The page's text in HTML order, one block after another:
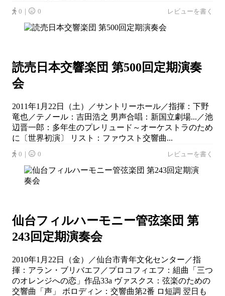
0｜ 0 レビューを書く
読売日本交響楽団 第500回定期演奏
会
2011年1月22日（土）／サントリーホール／指揮：下野
竜也／テノール：吉田浩之 男声合唱：新国立劇場...／池
辺晋一郎：多年生のプレリュード～オーケストラのため
に〔世界初演〕 リスト：ファウスト交響曲...
0｜ 0 レビューを書く
仙台フィルハーモニー管弦楽団 第
243回定期演奏会
2010年1月22日（金）／仙台市青年文化センター／指
揮：アラン・ブリバエフ／プロコフィエフ：組曲「三つ
のオレンジへの恋」作品33a ヴァスクス：弦楽のための
交響曲「声」 ボロディン：交響曲第2番 ロ短調 翌日も